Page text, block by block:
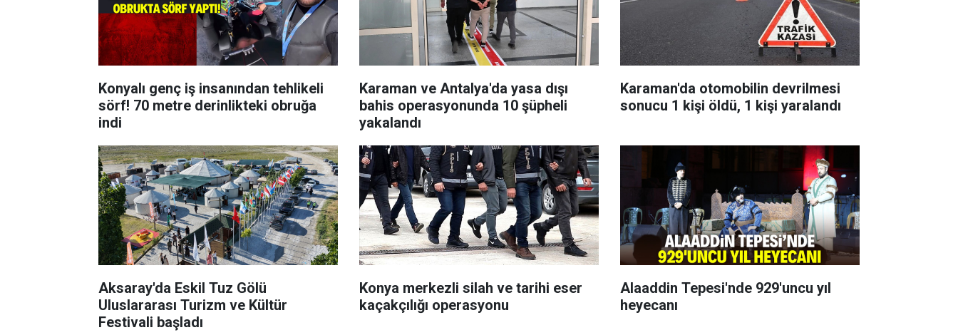
Konyalı genç iş insanından tehlikeli
sörf! 70 metre derinlikteki obruğa
indi
Karaman ve Antalya'da yasa dışı
bahis operasyonunda 10 şüpheli
yakalandı
Karaman'da otomobilin devrilmesi
sonucu 1 kişi öldü, 1 kişi yaralandı
Aksaray'da Eskil Tuz Gölü
Uluslararası Turizm ve Kültür
Festivali başladı
Konya merkezli silah ve tarihi eser
kaçakçılığı operasyonu
Alaaddin Tepesi'nde 929'uncu yıl
heyecanı